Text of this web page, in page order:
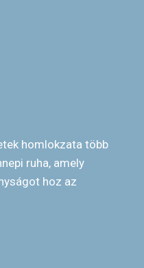
homlokzata több
ruha, amely
hoz az